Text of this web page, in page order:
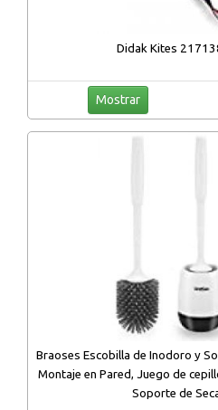
Didak Kites
Mostrar
Braoses Escobilla de Inodoro y
Montaje en Pared, Juego de
Soporte de